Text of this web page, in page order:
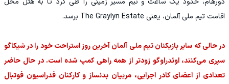
اقامت تیم ملی آلمان، یعنی The Graylyn Estate برسد.
در حالی که سایر بازیکنان تیم ملی آلمان آخرین روز استراحت خود را در شیکاگو
سپری می‌کنند، اوئدراوگو زودتر از همه راهی کمپ شده است. در حال حاضر
تعدادی از اعضای کادر اجرایی، مربیان بدنساز و کارکنان فدراسیون فوتبال